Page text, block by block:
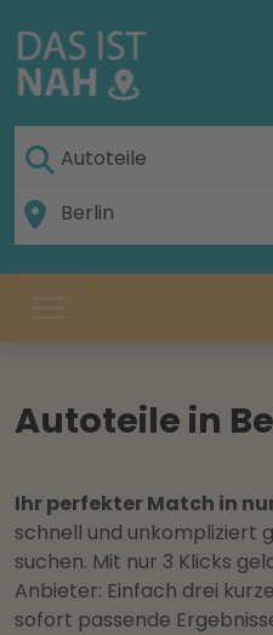
Autoteile in
Ihr perfekter Match in
schnell und unkompliziert
suchen. Mit nur 3 Klicks
Anbieter: Einfach drei
sofort passende